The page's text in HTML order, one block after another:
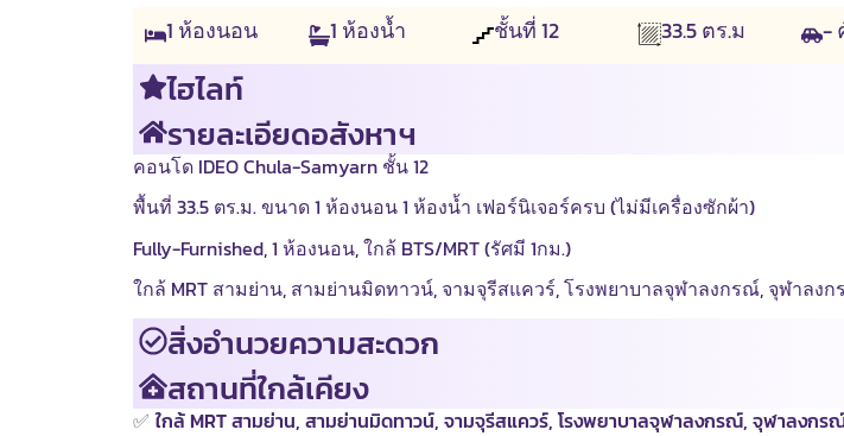
1 ห้องนอน 1 ห้องน้ำ ชั้นที่12 33.5ตร.ม -
ไฮไลท์
รายละเอียดอสังหาฯ
คอนโด IDEO Chula-Samyarn ชั้น 12
พื้นที่ 33.5 ตร.ม. ขนาด 1 ห้องนอน 1 ห้องน้ำ เฟอร์นิเจอร์ครบ (ไม่มีเครื่องซักผ้า)
Fully-Furnished, 1 ห้องนอน, ใกล้ BTS/MRT (รัศมี 1กม.)
ใกล้ MRT สามย่าน, สามย่านมิดทาวน์, จามจุรีสแควร์, โรงพยาบาลจุฬาลงกรณ์, จุฬาลง
สิ่งอำนวยความสะดวก
สถานที่ใกล้เคียง
✅ ใกล้ MRT สามย่าน, สามย่านมิดทาวน์, จามจุรีสแควร์, โรงพยาบาลจุฬาลงกรณ์, จุฬาลงกร